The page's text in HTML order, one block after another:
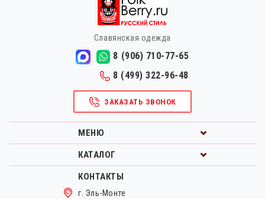
Славянская одежда
8 (906) 710-77-65
8 (499) 322-96-48
ЗАКАЗАТЬ ЗВОНОК
МЕНЮ
КАТАЛОГ
КОНТАКТЫ
г. Эль-Монте